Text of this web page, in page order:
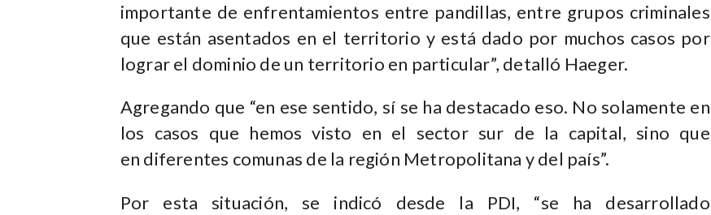
importante de enfrentamientos entre pandillas, entre grupos criminales
que están asentados en el territorio y está dado por muchos casos por
lograr el dominio de un territorio en particular”, detalló Haeger.
Agregando que “en ese sentido, sí se ha destacado eso. No solamente en
los casos que hemos visto en el sector sur de la capital, sino que
en diferentes comunas de la región Metropolitana y del país”.
Por esta situación, se indicó desde la PDI, “se ha desarrollado